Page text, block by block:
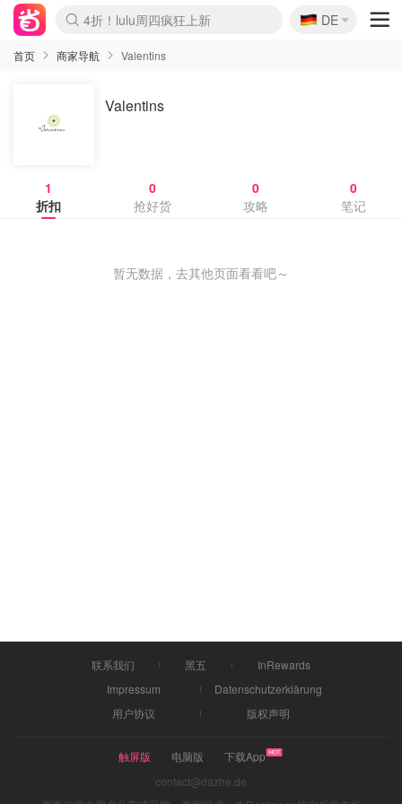
Boticinal 夏促开抢！
4折！lulu周四疯狂上新
还没结束！&OtherStories大促
Joybuy变相75折 随时失效
速领！Stanley独家85折
疑似霸哥！Camper额外叠85折
Zalando 奥莱闪促！每日更新
Moncler反季囤！5折起+叠9折
Coach Brooklyn仅€192
🇩🇪
DE
首页 商家导航 Valentins
Valentins
1
折扣
0
抢好货
0
攻略
0
笔记
暂无数据，去其他页面看看吧～
联系我们 黑五
InRewards
Impressum
Datenschutzerklärung
用户协议
版权声明
触屏版 电脑版
下载App
contact@dazhe.de